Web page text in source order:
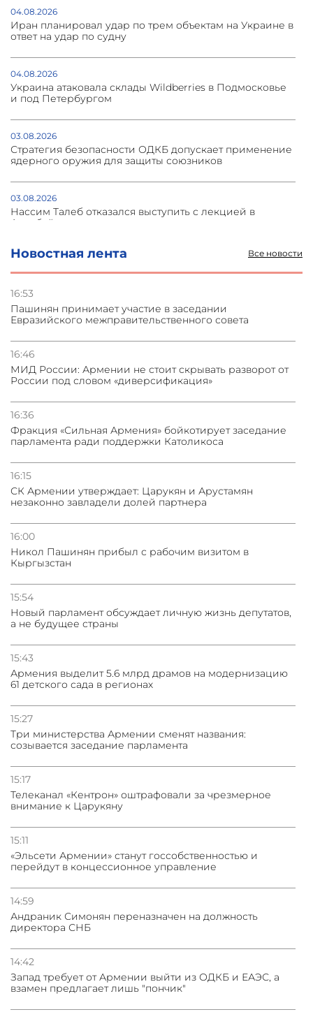
Новостная лента Все новости
16:53
Пашинян принимает участие в заседании
Евразийского межправительственного совета
16:46
МИД России: Армении не стоит скрывать разворот от
России под словом «диверсификация»
16:36
Фракция «Сильная Армения» бойкотирует заседание
парламента ради поддержки Католикоса
16:15
СК Армении утверждает: Царукян и Арустамян
незаконно завладели долей партнера
16:00
Никол Пашинян прибыл с рабочим визитом в
Кыргызстан
15:54
Новый парламент обсуждает личную жизнь депутатов,
а не будущее страны
15:43
Армения выделит 5.6 млрд драмов на модернизацию
61 детского сада в регионах
15:27
Три министерства Армении сменят названия:
созывается заседание парламента
15:17
Телеканал «Кентрон» оштрафовали за чрезмерное
внимание к Царукяну
15:11
«Эльсети Армении» станут госсобственностью и
перейдут в концессионное управление
14:59
Андраник Симонян переназначен на должность
директора СНБ
14:42
Запад требует от Армении выйти из ОДКБ и ЕАЭС, а
взамен предлагает лишь "пончик"
04.08.2026
Иран планировал удар по трем объектам на Украине в
ответ на удар по судну
04.08.2026
Украина атаковала склады Wildberries в Подмосковье
и под Петербургом
03.08.2026
Стратегия безопасности ОДКБ допускает применение
ядерного оружия для защиты союзников
03.08.2026
Нассим Талеб отказался выступить с лекцией в
Азербайджане
31.07.2026
Сотрудничество и очереди – детали визита главы
31.07.2026
31.07.2026
условии прекращения огня